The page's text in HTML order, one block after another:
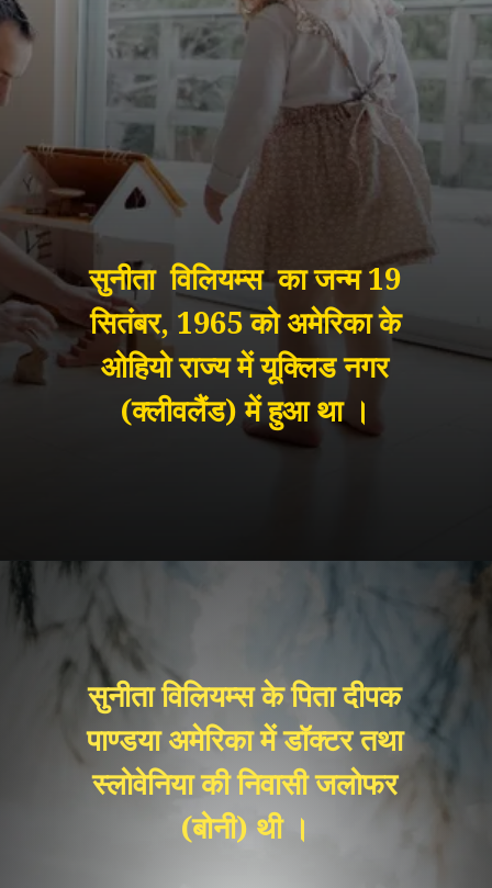
सुनीता विलियम्स का जन्म 19
सितंबर, 1965 को अमेरिका के
ओहियो राज्य में यूक्लिड नगर
(क्लीवलैंड) में हुआ था ।
सुनीता विलियम्स के पिता दीपक
पाण्डया अमेरिका में डॉक्टर तथा
स्लोवेनिया की निवासी जलोफर
(बोनी) थी ।